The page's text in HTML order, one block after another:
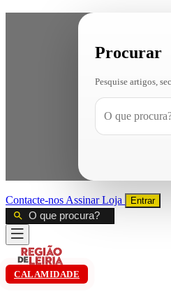
Procurar
Pesquise artigos,
Contacte-nos AssinarLoja Entrar
CALAMIDADE